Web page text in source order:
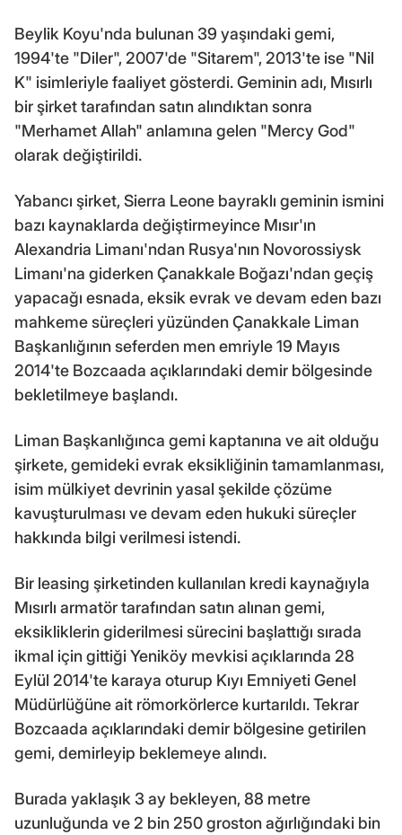
Beylik Koyu'nda bulunan 39 yaşındaki gemi,
1994'te "Diler", 2007'de "Sitarem", 2013'te ise "Nil
K" isimleriyle faaliyet gösterdi. Geminin adı, Mısırlı
bir şirket tarafından satın alındıktan sonra
"Merhamet Allah" anlamına gelen "Mercy God"
olarak değiştirildi.
Yabancı şirket, Sierra Leone bayraklı geminin ismini
bazı kaynaklarda değiştirmeyince Mısır'ın
Alexandria Limanı'ndan Rusya'nın Novorossiysk
Limanı'na giderken Çanakkale Boğazı'ndan geçiş
yapacağı esnada, eksik evrak ve devam eden bazı
mahkeme süreçleri yüzünden Çanakkale Liman
Başkanlığının seferden men emriyle 19 Mayıs
2014'te Bozcaada açıklarındaki demir bölgesinde
bekletilmeye başlandı.
Liman Başkanlığınca gemi kaptanına ve ait olduğu
şirkete, gemideki evrak eksikliğinin tamamlanması,
isim mülkiyet devrinin yasal şekilde çözüme
kavuşturulması ve devam eden hukuki süreçler
hakkında bilgi verilmesi istendi.
Bir leasing şirketinden kullanılan kredi kaynağıyla
Mısırlı armatör tarafından satın alınan gemi,
eksikliklerin giderilmesi sürecini başlattığı sırada
ikmal için gittiği Yeniköy mevkisi açıklarında 28
Eylül 2014'te karaya oturup Kıyı Emniyeti Genel
Müdürlüğüne ait römorkörlerce kurtarıldı. Tekrar
Bozcaada açıklarındaki demir bölgesine getirilen
gemi, demirleyip beklemeye alındı.
Burada yaklaşık 3 ay bekleyen, 88 metre
uzunluğunda ve 2 bin 250 groston ağırlığındaki bin